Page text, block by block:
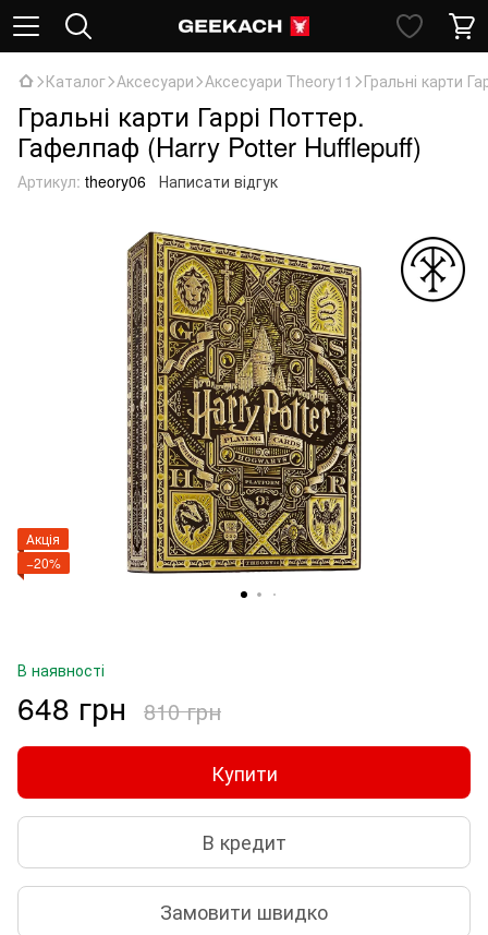
Каталог Аксесуари Аксесуари Theory11 Гральні карти
Гральні карти Гаррі Поттер.
Гафелпаф (Harry Potter Hufflepuff)
Артикул: theory06 Написати відгук
Акція
−20%
В наявності
648 грн 810 грн
Купити
В кредит
Замовити швидко